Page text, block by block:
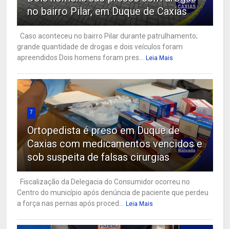
no bairro Pilar, em Duque de Caxias
Caso aconteceu no bairro Pilar durante patrulhamento;
grande quantidade de drogas e dois veículos foram
apreendidos Dois homens foram pres...
Leia Mais
7
Ortopedista é preso em Duque de
Caxias com medicamentos vencidos e
sob suspeita de falsas cirurgias
Fiscalização da Delegacia do Consumidor ocorreu no
Centro do município após denúncia de paciente que perdeu
a força nas pernas após proced...
Leia Mais